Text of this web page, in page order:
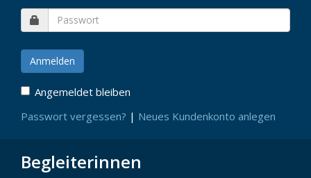
Angemeldet bleiben
Passwort vergessen? | Neues Kundenkonto anlegen
Begleiterinnen